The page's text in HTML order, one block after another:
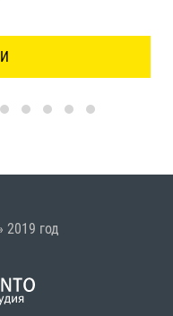
2019 год